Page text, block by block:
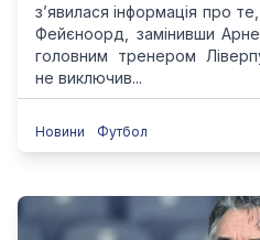
з’явилася інформація про
Фейєноорд, замінивши
головним тренером
не виключив...
Новини Футбол